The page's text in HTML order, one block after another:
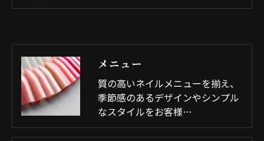
メニュー
質の高いネイルメニューを揃え、
季節感のあるデザインやシンプル
なスタイルをお客様…